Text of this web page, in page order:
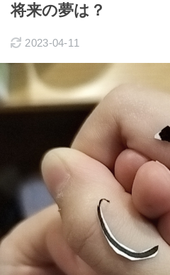
将来の夢は？
2023-04-11